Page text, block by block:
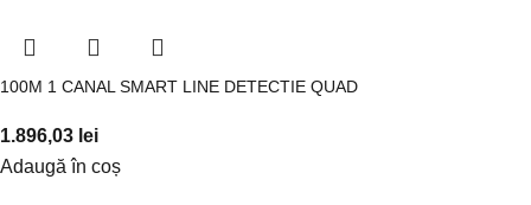
100M 1 CANAL SMART LINE DETECTIE QUAD
1.896,03 lei
Adaugă în coș